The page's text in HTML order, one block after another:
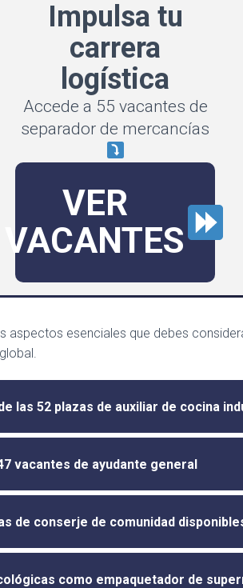
Impulsa tu
carrera
logística
Accede a 55 vacantes de
separador de mercancías
VER
VACANTES
aspectos esenciales que debes
las 52 plazas de auxiliar de cocina
vacantes de ayudante general
de conserje de comunidad
como empaquetador de